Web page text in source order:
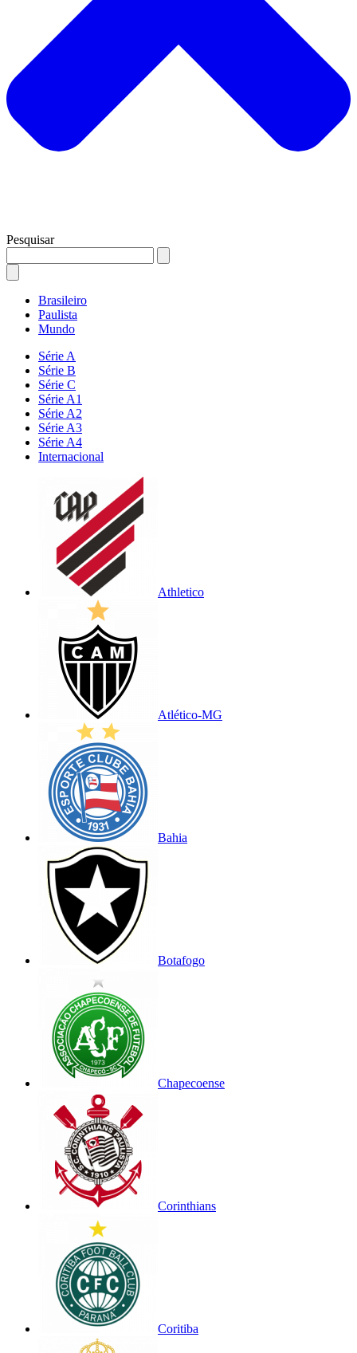
Pesquisar
Brasileiro
Paulista
Mundo
Série A
Série B
Série C
Série A1
Série A2
Série A3
Série A4
Internacional
Athletico
Atlético-MG
Bahia
Botafogo
Chapecoense
Corinthians
Coritiba